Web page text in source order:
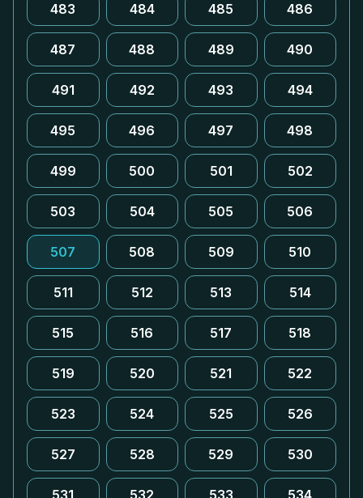
483 484 485 486
487 488 489 490
491 492 493 494
495 496 497 498
499 500 501 502
503 504 505 506
507 508 509 510
511 512 513 514
515 516 517 518
519 520 521 522
523 524 525 526
527 528 529 530
531 532 533 534